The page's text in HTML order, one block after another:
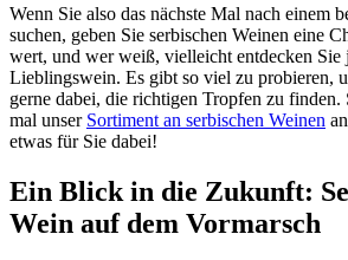
Wenn Sie also das nächste Mal nach einem
suchen, geben Sie serbischen Weinen eine
wert, und wer weiß, vielleicht entdecken Sie
Lieblingswein. Es gibt so viel zu probieren,
gerne dabei, die richtigen Tropfen zu finden.
mal unser Sortiment an serbischen Weinen
etwas für Sie dabei!
Ein Blick in die Zukunft:
Wein auf dem Vormarsch